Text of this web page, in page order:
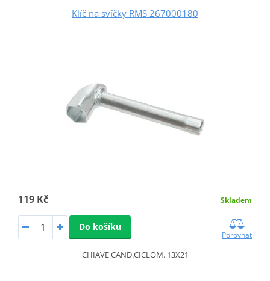
Klíč na svíčky RMS 267000180
119 Kč Skladem
Do košíku
Porovnat
CHIAVE CAND.CICLOM. 13X21